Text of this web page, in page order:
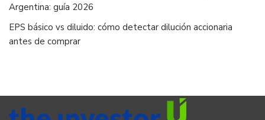
Argentina: guía 2026
EPS básico vs diluido: cómo detectar dilución accionaria
antes de comprar